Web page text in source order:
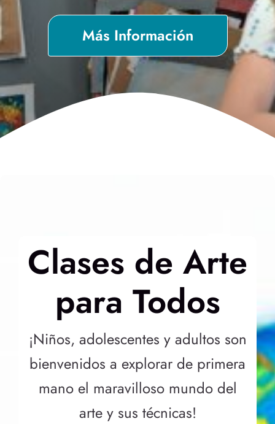
Más Información
Clases de Arte
para Todos
¡Niños, adolescentes y adultos son
bienvenidos a explorar de primera
mano el maravilloso mundo del
arte y sus técnicas!